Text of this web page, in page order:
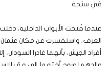
في سنجة.
عندما فُتحت الأبواب الداخلية،
الغرف، واستفسرت عن مكان عثمان
أفراد الجيش، بأنهما غادرا السودان،